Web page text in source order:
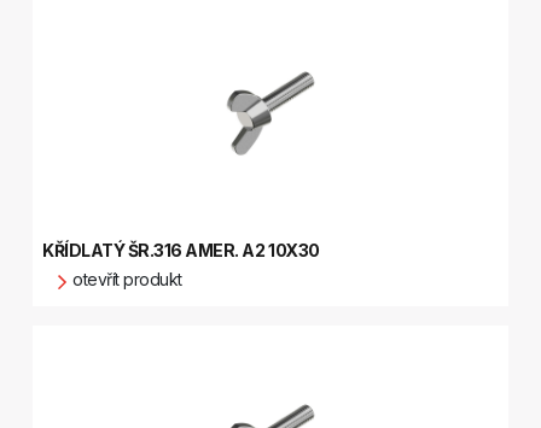
KŘÍDLATÝ ŠR.316 AMER. A2 10X30
otevřít produkt